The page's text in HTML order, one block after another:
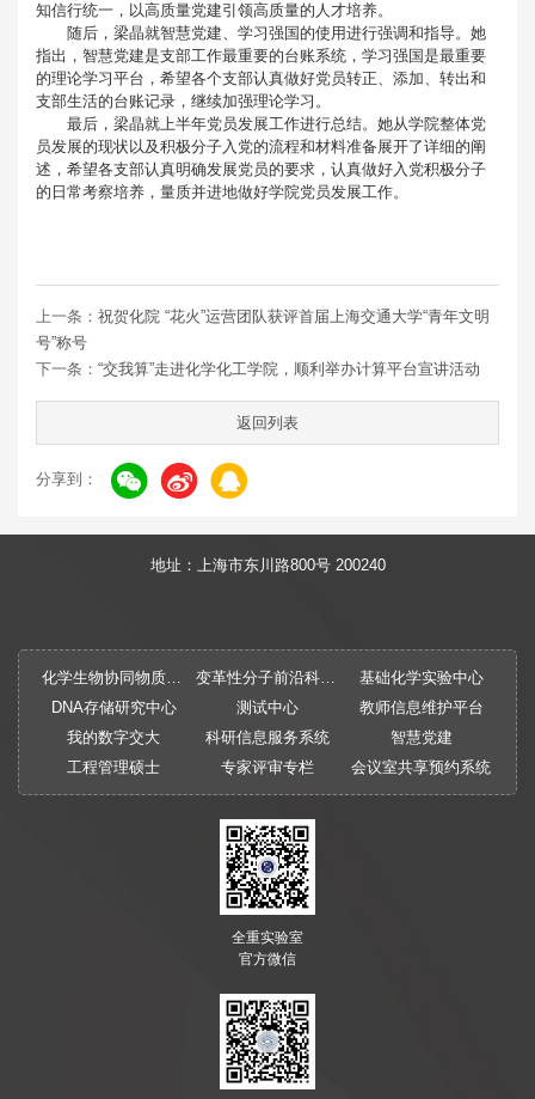
知信行统一，以高质量党建引领高质量的人才培养。
随后，梁晶就智慧党建、学习强国的使用进行强调和指导。她
指出，智慧党建是支部工作最重要的台账系统，学习强国是最重要
的理论学习平台，希望各个支部认真做好党员转正、添加、转出和
支部生活的台账记录，继续加强理论学习。
最后，梁晶就上半年党员发展工作进行总结。她从学院整体党
员发展的现状以及积极分子入党的流程和材料准备展开了详细的阐
述，希望各支部认真明确发展党员的要求，认真做好入党积极分子
的日常考察培养，量质并进地做好学院党员发展工作。
上一条： 祝贺化院 “花火”运营团队获评首届上海交通大学“青年文明
号”称号
下一条： “交我算”走进化学化工学院，顺利举办计算平台宣讲活动
返回列表
分享到：
地址：上海市东川路800号 200240
化学生物协同物质创制全国重点实验室 变革性分子前沿科学中心
基础化学实验中心
DNA存储研究中心
测试中心
教师信息维护平台
我的数字交大
科研信息服务系统
智慧党建
工程管理硕士
专家评审专栏 会议室共享预约系统
全重实验室
官方微信